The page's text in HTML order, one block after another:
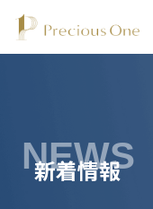
NEWS